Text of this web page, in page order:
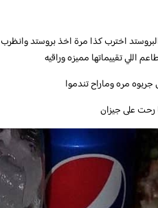
اخترب كذا مرة اخذ بروستد
اللي تقييماتها مميزه وراقيه
جربوه مره وماراح تندموا
رحت على جيزان